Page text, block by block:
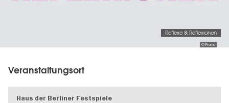
© Promo
Reflexe & Reflexionen
Veranstaltungsort
Haus der Berliner Festspiele